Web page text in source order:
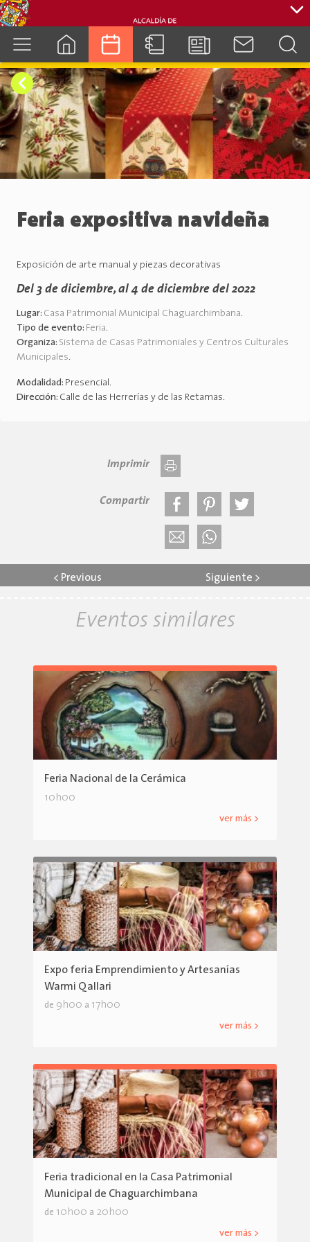
cuenca.gob.ec
Feria expositiva navideña
Exposición de arte manual y piezas decorativas
Del 3 de diciembre, al 4 de diciembre del 2022
Lugar: Casa Patrimonial Municipal Chaguarchimbana.
Tipo de evento: Feria.
Organiza: Sistema de Casas Patrimoniales y Centros Culturales
Municipales.
Modalidad: Presencial.
Dirección: Calle de las Herrerías y de las Retamas.
Imprimir
Compartir
< Previous Siguiente >
Eventos similares
Feria Nacional de la Cerámica
10h00
ver más >
Expo feria Emprendimiento y Artesanías
Warmi Qallari
de 9h00 a 17h00
ver más >
Feria tradicional en la Casa Patrimonial
Municipal de Chaguarchimbana
de 10h00 a 20h00
ver más >